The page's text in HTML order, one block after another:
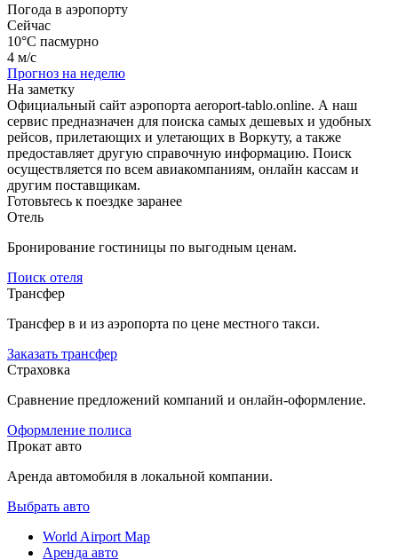
Погода в аэропорту
Сейчас
10°C пасмурно
4 м/с
Прогноз на неделю
На заметку
Официальный сайт аэропорта aeroport-tablo.online. А наш
сервис предназначен для поиска самых дешевых и удобных
рейсов, прилетающих и улетающих в Воркуту, а также
предоставляет другую справочную информацию. Поиск
осуществляется по всем авиакомпаниям, онлайн кассам и
другим поставщикам.
Готовьтесь к поездке заранее
Отель
Бронирование гостиницы по выгодным ценам.
Поиск отеля
Трансфер
Трансфер в и из аэропорта по цене местного такси.
Заказать трансфер
Страховка
Сравнение предложений компаний и онлайн-оформление.
Оформление полиса
Прокат авто
Аренда автомобиля в локальной компании.
Выбрать авто
World Airport Map
Аренда авто